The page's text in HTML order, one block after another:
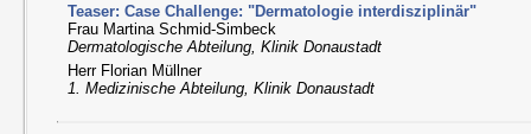
Teaser: Case Challenge: "Dermatologie interdisziplinär"
Frau Martina Schmid-Simbeck
Dermatologische Abteilung, Klinik Donaustadt
Herr Florian Müllner
1. Medizinische Abteilung, Klinik Donaustadt